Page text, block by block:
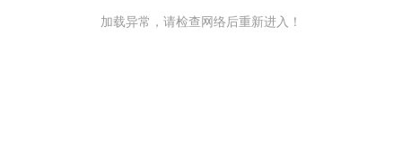
加载异常，请检查网络后重新进入！